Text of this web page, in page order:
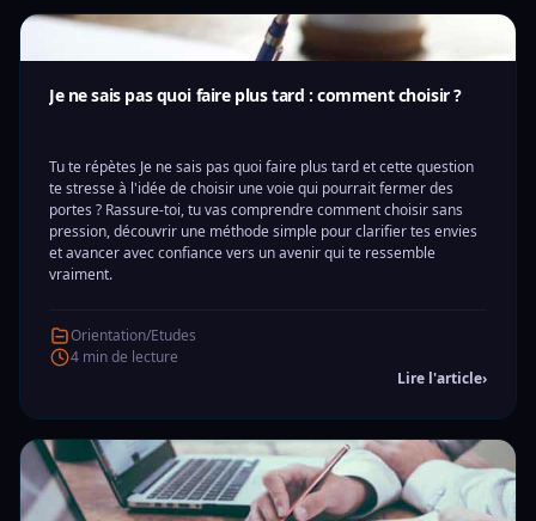
Je ne sais pas quoi faire plus tard : comment choisir ?
Tu te répètes Je ne sais pas quoi faire plus tard et cette question
te stresse à l'idée de choisir une voie qui pourrait fermer des
portes ? Rassure-toi, tu vas comprendre comment choisir sans
pression, découvrir une méthode simple pour clarifier tes envies
et avancer avec confiance vers un avenir qui te ressemble
vraiment.
Orientation/Etudes
4 min de lecture
Lire l'article›